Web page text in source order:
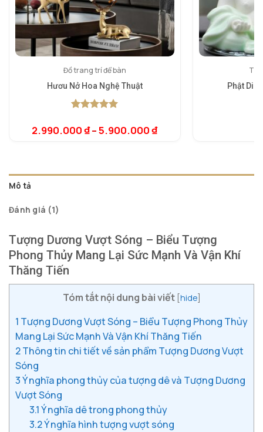
Đồ trang trí để bàn
Hươu Nở Hoa Nghệ Thuật
dựa trên
đánh giá
2.990.000₫–5.900.000₫
Phật Di
Mô tả
Đánh giá (1)
Tượng Dương Vượt Sóng – Biểu Tượng
Phong Thủy Mang Lại Sức Mạnh Và Vận Khí
Thăng Tiến
Tóm tắt nội dung bài viết [hide]
1 Tượng Dương Vượt Sóng – Biểu Tượng Phong Thủy
Mang Lại Sức Mạnh Và Vận Khí Thăng Tiến
2Thông tin chi tiết về sản phẩm Tượng Dương Vượt
Sóng
3Ý nghĩa phong thủy của tượng dê và Tượng Dương
Vượt Sóng
3.1Ý nghĩa dê trong phong thủy
3.2Ý nghĩa hình tượng vượt sóng